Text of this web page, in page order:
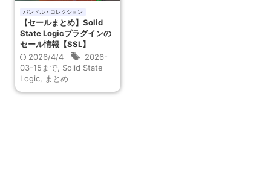
バンドル・コレクション
【セールまとめ】Solid
State Logicプラグインの
セール情報【SSL】
2026/4/4
2026-
03-15まで Solid State
Logic
まとめ